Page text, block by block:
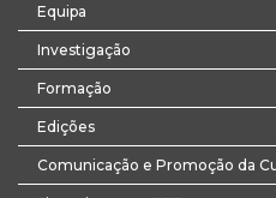
Equipa
Investigação
Formação
Edições
Comunicação e Promoção da